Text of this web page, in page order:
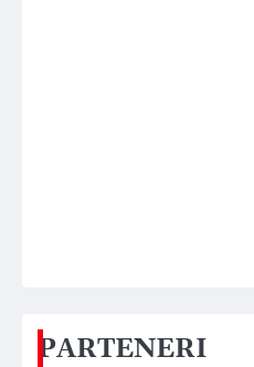
PARTENERI